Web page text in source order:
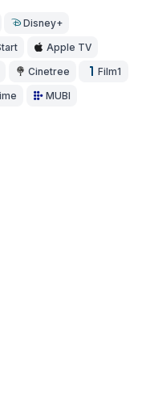
Disney+
Apple TV
Cinetree Film1
MUBI